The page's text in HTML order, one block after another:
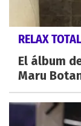
RELAX TOTAL
El álbum
Maru